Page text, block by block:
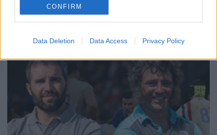
CONFIRM
Data Deletion Data Access Privacy Policy